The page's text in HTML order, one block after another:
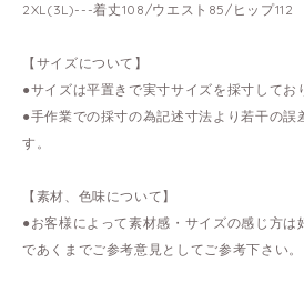
2XL(3L)---着丈108/ウエスト85/ヒップ112
【サイズについて】
●サイズは平置きで実寸サイズを採寸してお
●手作業での採寸の為記述寸法より若干の誤
す。
【素材、色味について】
●お客様によって素材感・サイズの感じ方は
であくまでご参考意見としてご参考下さい。